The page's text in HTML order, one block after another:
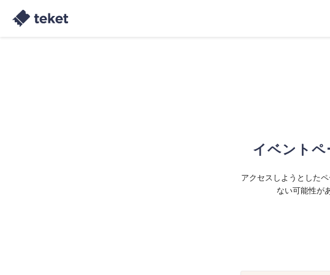
イベントペ
アクセスしようとした
ない可能性が